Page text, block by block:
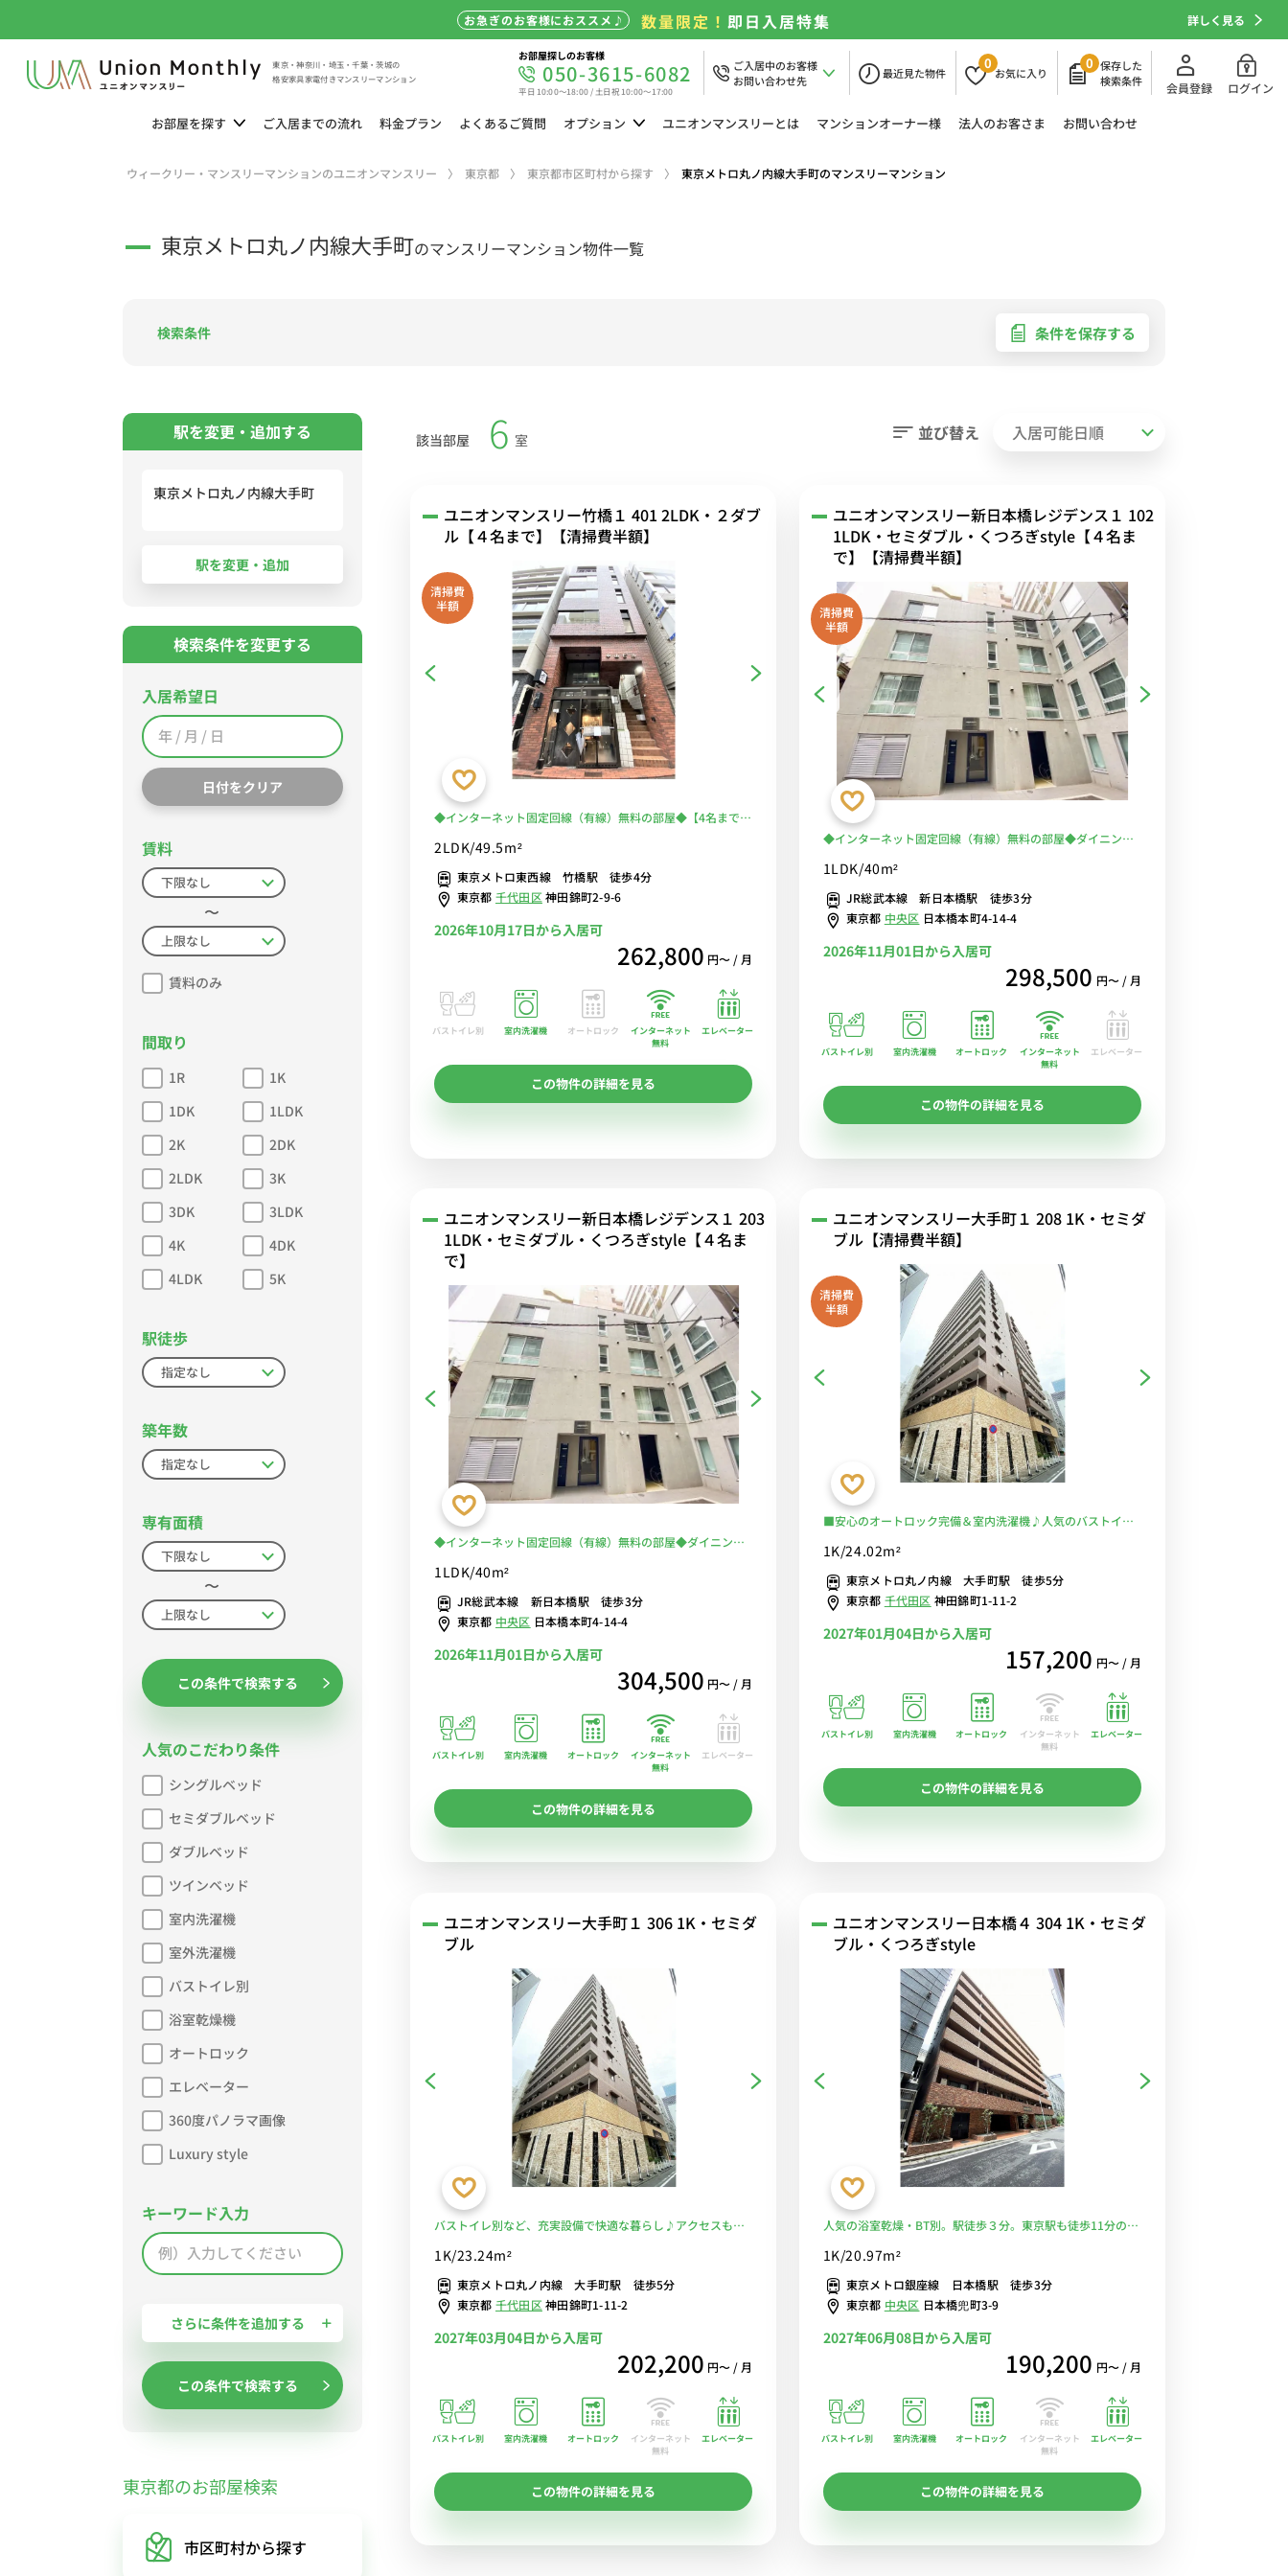
お急ぎのお客様におススメ♪ 数量限定！即日入居特集 詳しく見る
東京・神奈川・埼玉・千葉・茨城の
格安家具家電付きマンスリーマンション
お部屋探しのお客様
050-3615-6082
平日 10:00～18:00 / 土日祝 10:00～17:00
ご入居中のお客様
お問い合わせ先
最近見た物件
0
お気に入り
0 保存した
検索条件
会員登録 ログイン
お部屋を探す ご入居までの流れ 料金プラン よくあるご質問 オプション ユニオンマンスリーとは マンションオーナー様 法人のお客さま お問い合わせ
ウィークリー・マンスリーマンションのユニオンマンスリー 東京都 東京都市区町村から探す 東京メトロ丸ノ内線大手町のマンスリーマンション
東京メトロ丸ノ内線大手町のマンスリーマンション物件一覧
検索条件 条件を保存する
該当部屋 6 室 並び替え
ユニオンマンスリー竹橋１ 401 2LDK・２ダブ
ル【４名まで】【清掃費半額】
清掃費
半額
◆インターネット固定回線（有線）無料の部屋◆【4名まで】
2LDK/49.5m²
東京メトロ東西線 竹橋駅 徒歩4分
東京都 千代田区 神田錦町2-9-6
2026年10月17日から入居可
262,800 円〜 / 月
バストイレ別 室内洗濯機 オートロック
インターネット
無料
エレベーター
この物件の詳細を見る
ユニオンマンスリー新日本橋レジデンス１ 102
1LDK・セミダブル・くつろぎstyle【４名ま
で】【清掃費半額】
清掃費
半額
◆インターネット固定回線（有線）無料の部屋◆ダイニング
本橋の貴重なファミリー物件！お早めにご予約をお願いしま
す
1LDK/40m²
JR総武本線 新日本橋駅 徒歩3分
東京都 中央区 日本橋本町4-14-4
2026年11月01日から入居可
298,500 円〜 / 月
バストイレ別 室内洗濯機 オートロック
インターネット
無料
エレベーター
この物件の詳細を見る
ユニオンマンスリー新日本橋レジデンス１ 203
1LDK・セミダブル・くつろぎstyle【４名ま
で】
◆インターネット固定回線（有線）無料の部屋◆ダイニング
ど設備万全なお部屋♪貴重な日本橋エリアのファミリー向け
物件♪お早めにご予約をお願いします！
1LDK/40m²
JR総武本線 新日本橋駅 徒歩3分
東京都 中央区 日本橋本町4-14-4
2026年11月01日から入居可
304,500 円〜 / 月
バストイレ別 室内洗濯機 オートロック
インターネット
無料
エレベーター
この物件の詳細を見る
ユニオンマンスリー大手町１ 208 1K・セミダ
ブル【清掃費半額】
清掃費
半額
■安心のオートロック完備＆室内洗濯機♪人気のバストイレ
ワークにもおすすめのデスク＆チェア付き♪■東京メトロ
「大手町駅」徒歩5分/東京・日本橋まで乗換なしでアクセス
可能丸ノ内線■選べるWi-Fi格安レンタル中！
1K/24.02m²
東京メトロ丸ノ内線 大手町駅 徒歩5分
東京都 千代田区 神田錦町1-11-2
2027年01月04日から入居可
157,200 円〜 / 月
バストイレ別 室内洗濯機 オートロック
インターネット
無料
エレベーター
この物件の詳細を見る
ユニオンマンスリー大手町１ 306 1K・セミダ
ブル
バストイレ別など、充実設備で快適な暮らし♪アクセスも良
1K/23.24m²
東京メトロ丸ノ内線 大手町駅 徒歩5分
東京都 千代田区 神田錦町1-11-2
2027年03月04日から入居可
202,200 円〜 / 月
バストイレ別 室内洗濯機 オートロック
インターネット
無料
エレベーター
この物件の詳細を見る
ユニオンマンスリー日本橋４ 304 1K・セミダ
ブル・くつろぎstyle
人気の浴室乾燥・BT別。駅徒歩３分。東京駅も徒歩11分のお
1K/20.97m²
東京メトロ銀座線 日本橋駅 徒歩3分
東京都 中央区 日本橋兜町3-9
2027年06月08日から入居可
190,200 円〜 / 月
バストイレ別 室内洗濯機 オートロック
インターネット
無料
エレベーター
この物件の詳細を見る
駅を変更・追加する
東京メトロ丸ノ内線大手町
検索条件を変更する
入居希望日
日付をクリア
賃料
〜
賃料のみ
間取り
1R
1K
1DK
1LDK
2K
2DK
2LDK
3K
3DK
3LDK
4K
4DK
4LDK
5K
駅徒歩
築年数
専有面積
〜
この条件で検索する
人気のこだわり条件
シングルベッド
セミダブルベッド
ダブルベッド
ツインベッド
室内洗濯機
室外洗濯機
バストイレ別
浴室乾燥機
オートロック
エレベーター
360度パノラマ画像
Luxury style
キーワード入力
さらに条件を追加する
この条件で検索する
東京都のお部屋検索
市区町村から探す